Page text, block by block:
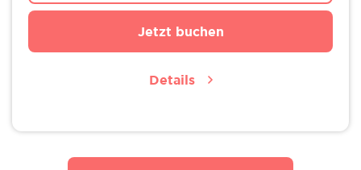
Jetzt buchen
Details